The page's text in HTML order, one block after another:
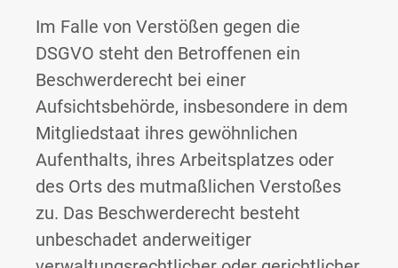
Im Falle von Verstößen gegen die
DSGVO steht den Betroffenen ein
Beschwerderecht bei einer
Aufsichtsbehörde, insbesondere in dem
Mitgliedstaat ihres gewöhnlichen
Aufenthalts, ihres Arbeitsplatzes oder
des Orts des mutmaßlichen Verstoßes
zu. Das Beschwerderecht besteht
unbeschadet anderweitiger